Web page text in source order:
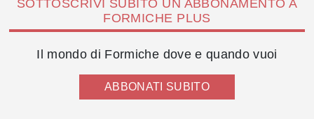
SOTTOSCRIVI SUBITO UN ABBONAMENTO A
FORMICHE PLUS
Il mondo di Formiche dove e quando vuoi
ABBONATI SUBITO